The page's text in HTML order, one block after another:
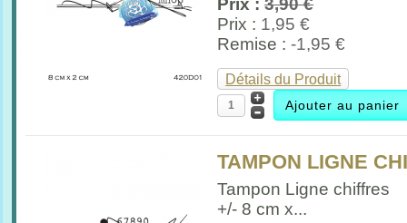
Prix : 1,95 €
Remise :-1,95 €
Détails du Produit
TAMPON LIGNE
Tampon Ligne chiffres
+/- 8 cm x...